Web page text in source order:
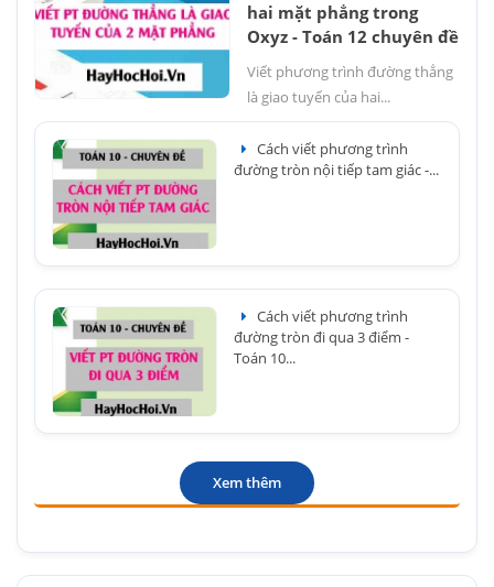
hai mặt phẳng trong
Oxyz - Toán 12 chuyên đề
Viết phương trình đường thẳng
là giao tuyến của hai...
Cách viết phương trình
đường tròn nội tiếp tam giác -...
Cách viết phương trình
đường tròn đi qua 3 điểm -
Toán 10...
Xem thêm